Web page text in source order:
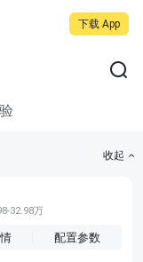
下载 App
收起
32.98万
配置参数